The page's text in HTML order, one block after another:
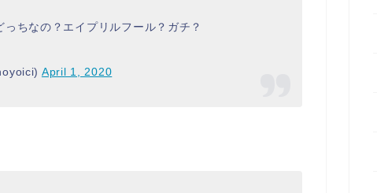
ちなの？エイプリルフール？ガチ？
April 1, 2020